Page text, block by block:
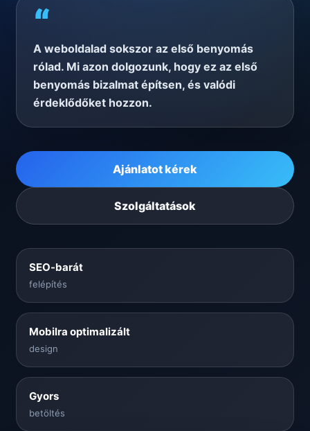
“
A weboldalad sokszor az első benyomás
rólad. Mi azon dolgozunk, hogy ez az első
benyomás bizalmat építsen, és valódi
érdeklődőket hozzon.
Ajánlatot kérek
Szolgáltatások
SEO-barát
felépítés
Mobilra optimalizált
design
Gyors
betöltés